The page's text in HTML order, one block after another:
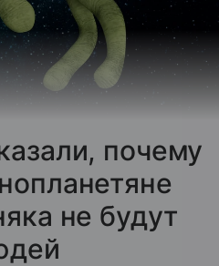
почему
не будут